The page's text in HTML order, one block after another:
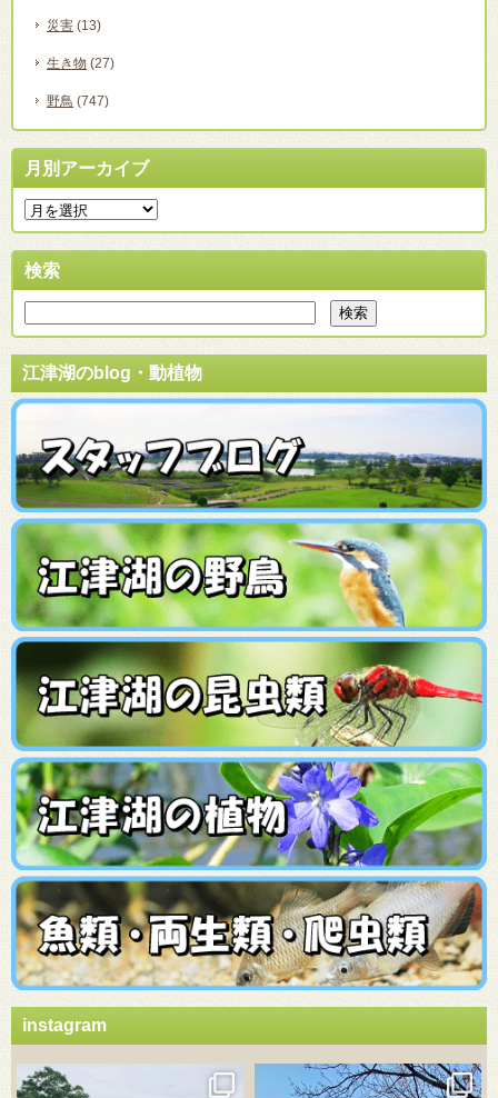
災害 (13)
生き物 (27)
野鳥 (747)
月別アーカイブ
検索
江津湖のblog・動植物
instagram
3月 18